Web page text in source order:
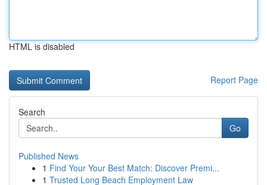
HTML is disabled
Report Page
Search
Go
Published News
1 Find Your Your Best Match: Discover Premi...
1 Trusted Long Beach Employment Law